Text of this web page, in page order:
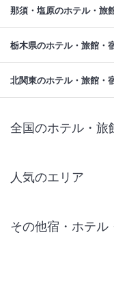
那須・塩原のホテル・旅
栃木県のホテル・旅館・
北関東のホテル・旅館・
全国のホテル・旅
人気のエリア
仙台 ホテル
その他宿・ホテル